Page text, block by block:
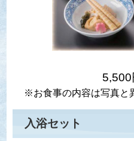
5,500
※お食事の内容は写真と
入浴セット